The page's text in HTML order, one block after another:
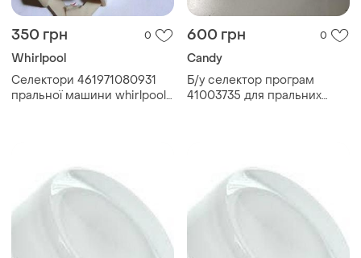
350 грн 0
Whirlpool
Селектори 461971080931
пральної машини whirlpool
600 грн 0
Candy
Б/у селектор програм
41003735 для пральних